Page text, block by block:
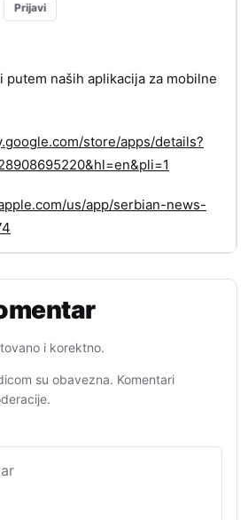
Prijavi
putem naših aplikacija za mobilne
store/apps/details?
us/app/serbian-news-
i korektno.
su obavezna. Komentari